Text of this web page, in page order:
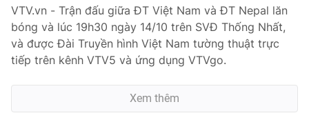
VTV.vn - Trận đấu giữa ĐT Việt Nam và ĐT Nepal lăn
bóng và lúc 19h30 ngày 14/10 trên SVĐ Thống Nhất,
và được Đài Truyền hình Việt Nam tường thuật trực
tiếp trên kênh VTV5 và ứng dụng VTVgo.
Xem thêm